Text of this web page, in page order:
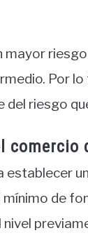
mayor
Por
riesgo
comercio
establecer
de